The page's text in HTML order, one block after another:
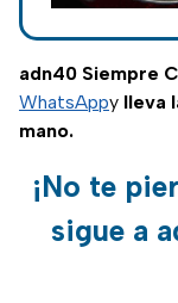
adn40 Siempre
WhatsAppy lleva
mano.
¡No te
sigue a